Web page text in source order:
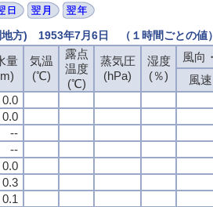
地方) 1953年7月6日 （１時間ごとの値）
量
気温
(℃)
露点
温度
(℃)
蒸気圧
(hPa)
湿度
(％)
風向
風速
0.0
0.0
--
--
0.0
0.3
0.1